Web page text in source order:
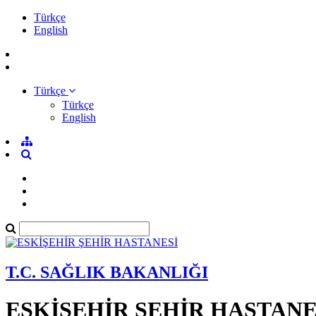
Türkçe
English
Türkçe
Türkçe
English
T.C. SAĞLIK BAKANLIĞI
ESKİŞEHİR ŞEHİR